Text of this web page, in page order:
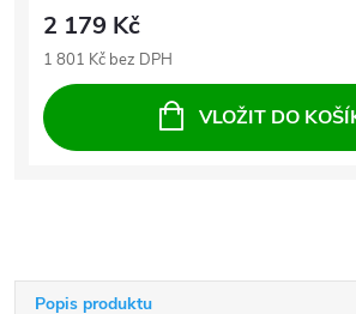
2 179 Kč
1 801 Kč bez DPH
VLOŽIT DO
Popis produktu